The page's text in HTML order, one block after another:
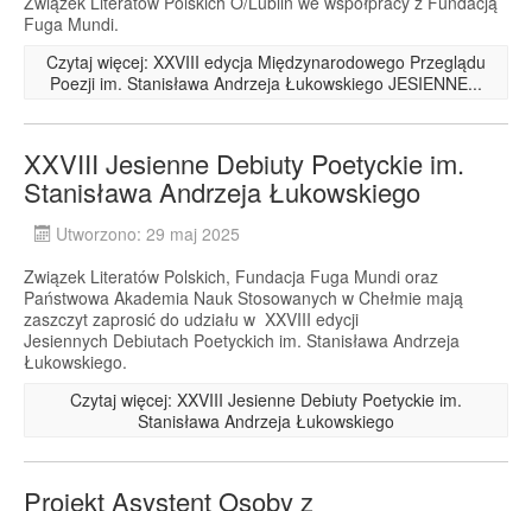
Fuga Mundi.
Czytaj więcej: XXVIII edycja Międzynarodowego Przeglądu
Poezji im. Stanisława Andrzeja Łukowskiego JESIENNE...
XXVIII Jesienne Debiuty Poetyckie im.
Stanisława Andrzeja Łukowskiego
Utworzono: 29 maj 2025
Związek Literatów Polskich, Fundacja Fuga Mundi oraz
Państwowa Akademia Nauk Stosowanych w Chełmie mają
zaszczyt zaprosić do udziału w XXVIII edycji
Jesiennych Debiutach Poetyckich im. Stanisława Andrzeja
Łukowskiego.
Czytaj więcej: XXVIII Jesienne Debiuty Poetyckie im.
Stanisława Andrzeja Łukowskiego
Projekt Asystent Osoby z